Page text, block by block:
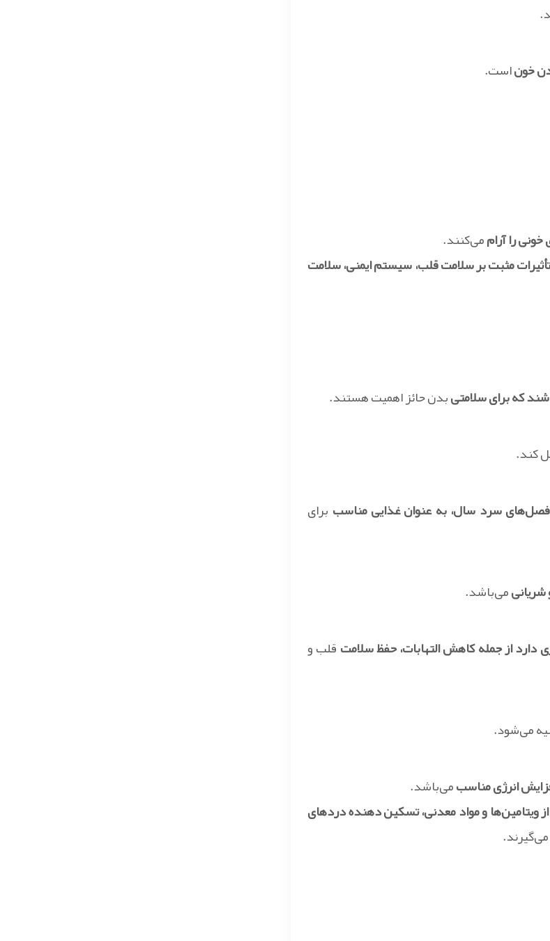
خوناست.
را آراممی‌کنند.
مثبت بر سلامت قلب، سیستم ایمنی، سلامت
بدن حائز اهمیت هستند.
کند.
سرد سال، به عنوان غذایی مناسب برای
می‌باشد.
از جمله کاهش التهابات، حفظ سلامتقلب و
می‌شود.
انرژی مناسبمی‌باشد.
ویتامین‌ها و مواد معدنی، تسکین دهنده دردهای
می‌گیرند.